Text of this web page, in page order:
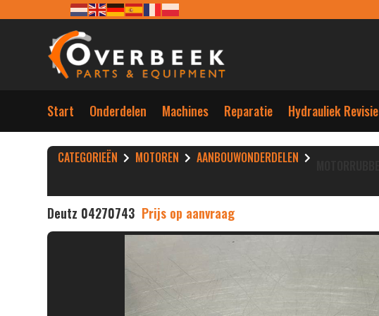
Start Onderdelen Machines Reparatie Hydrauliek Revisie
CATEGORIEËN MOTOREN AANBOUWONDERDELEN
Deutz 04270743 Prijs op aanvraag